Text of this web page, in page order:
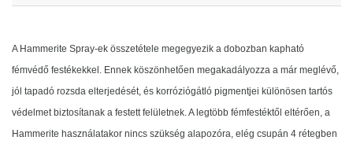
A Hammerite Spray-ek összetétele megegyezik a dobozban kapható
fémvédő festékekkel. Ennek köszönhetően megakadályozza a már meglévő,
jól tapadó rozsda elterjedését, és korróziógátló pigmentjei különösen tartós
védelmet biztosítanak a festett felületnek. A legtöbb fémfestéktől eltérően, a
Hammerite használatakor nincs szükség alapozóra, elég csupán 4 rétegben